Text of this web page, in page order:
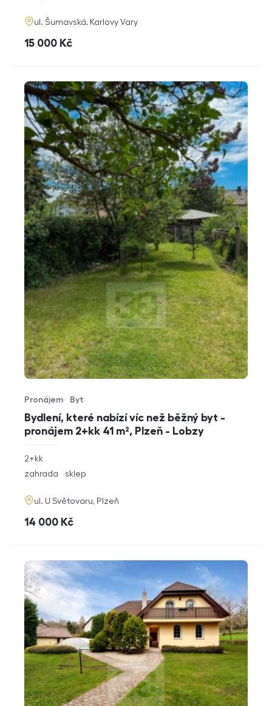
adresa
ul. Šumavská, Karlovy Vary
cena
15 000 Kč
Bydlení, které nabízí víc než běžný byt -
pronájem 2+kk 41 m², Plzeň - Lobzy
Typ nabídky
Pronájem
Typ nemovitosti
Byt
rozměry
2+kk
funkce
zahrada sklep
adresa
ul. U Světovaru, Plzeň
cena
14 000 Kč